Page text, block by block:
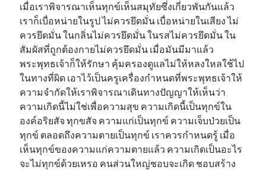
เมื่อเราพิจารณาเห็นทุกข์เห็นสมุทัยซึ่งเกี่ยวพันกันแล้ว
เราก็เบื่อหน่ายในรูป ไม่ควรยึดมั่น เบื่อหน่ายในเสียง ไม่
ควรยึดมั่น ในกลิ่นไม่ควรยึดมั่น ในรสไม่ควรยึดมั่น ใน
สัมผัสที่ถูกต้องกายไม่ควรยึดมั่น เมื่อมันมีมาแล้ว
พระพุทธเจ้าก็ให้รักษา คุ้มครองดูแลไม่ให้หลงใหลใช้ไป
ในทางที่ผิด เอาไว้เป็นครูเครื่องกำหนดที่พระพุทธเจ้าให้
ความจำกัดให้เราพิจารณาเดินทางปัญญาให้เห็นว่า
ความเกิดนี้ไม่ใช่เพื่อความสุข ความเกิดนี้เป็นทุกข์ใน
องค์อริยสัจ ทุกขสัจ ความแก่เป็นทุกข์ ความเจ็บป่วยเป็น
ทุกข์ ตลอดถึงความตายเป็นทุกข์ เราควรกำหนดรู้ เมื่อ
เห็นทุกข์ของความแก่ความตายแล้ว ความเกิดเป็นอะไร
จะไม่ทุกข์ด้วยเหรอ คนส่วนใหญ่ชอบจะเกิด ชอบสร้าง